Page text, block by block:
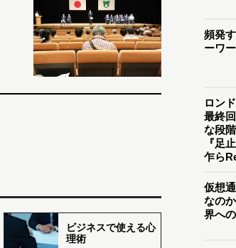
ビジネスで使える心
理術
頻発
ーワ
ロン
最終
な段
『足
乍ら
仮想
なの
界へ